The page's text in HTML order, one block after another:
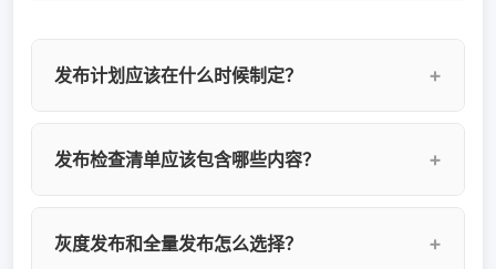
发布计划应该在什么时候制定？
在发布前2-3天完成详细制定。对于大规模发布，
方案。
发布检查清单应该包含哪些内容？
过确认、数据库变更脚本准备、配置项检查、灰
灰度发布和全量发布怎么选择？